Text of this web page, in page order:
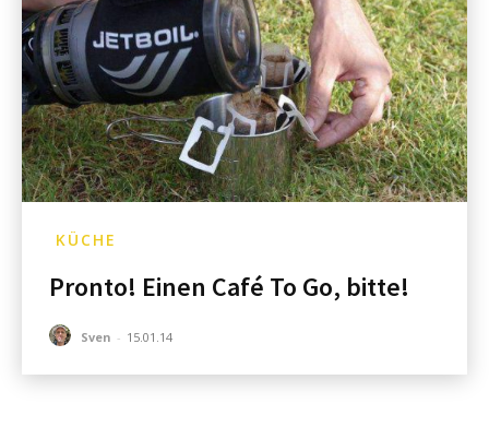
KÜCHE
Pronto! Einen Café To Go, bitte!
Sven - 15.01.14